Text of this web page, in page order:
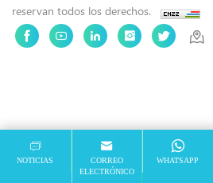
reservan todos los derechos.
NOTICIAS
CORREO
ELECTRÓNICO
WHATSAPP